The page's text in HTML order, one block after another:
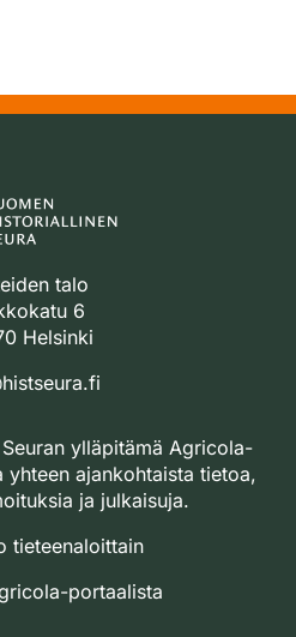
talo
6
Helsinki
ylläpitämä Agricola-
ajankohtaista tietoa,
ja julkaisuja.
tieteenaloittain
portaalista